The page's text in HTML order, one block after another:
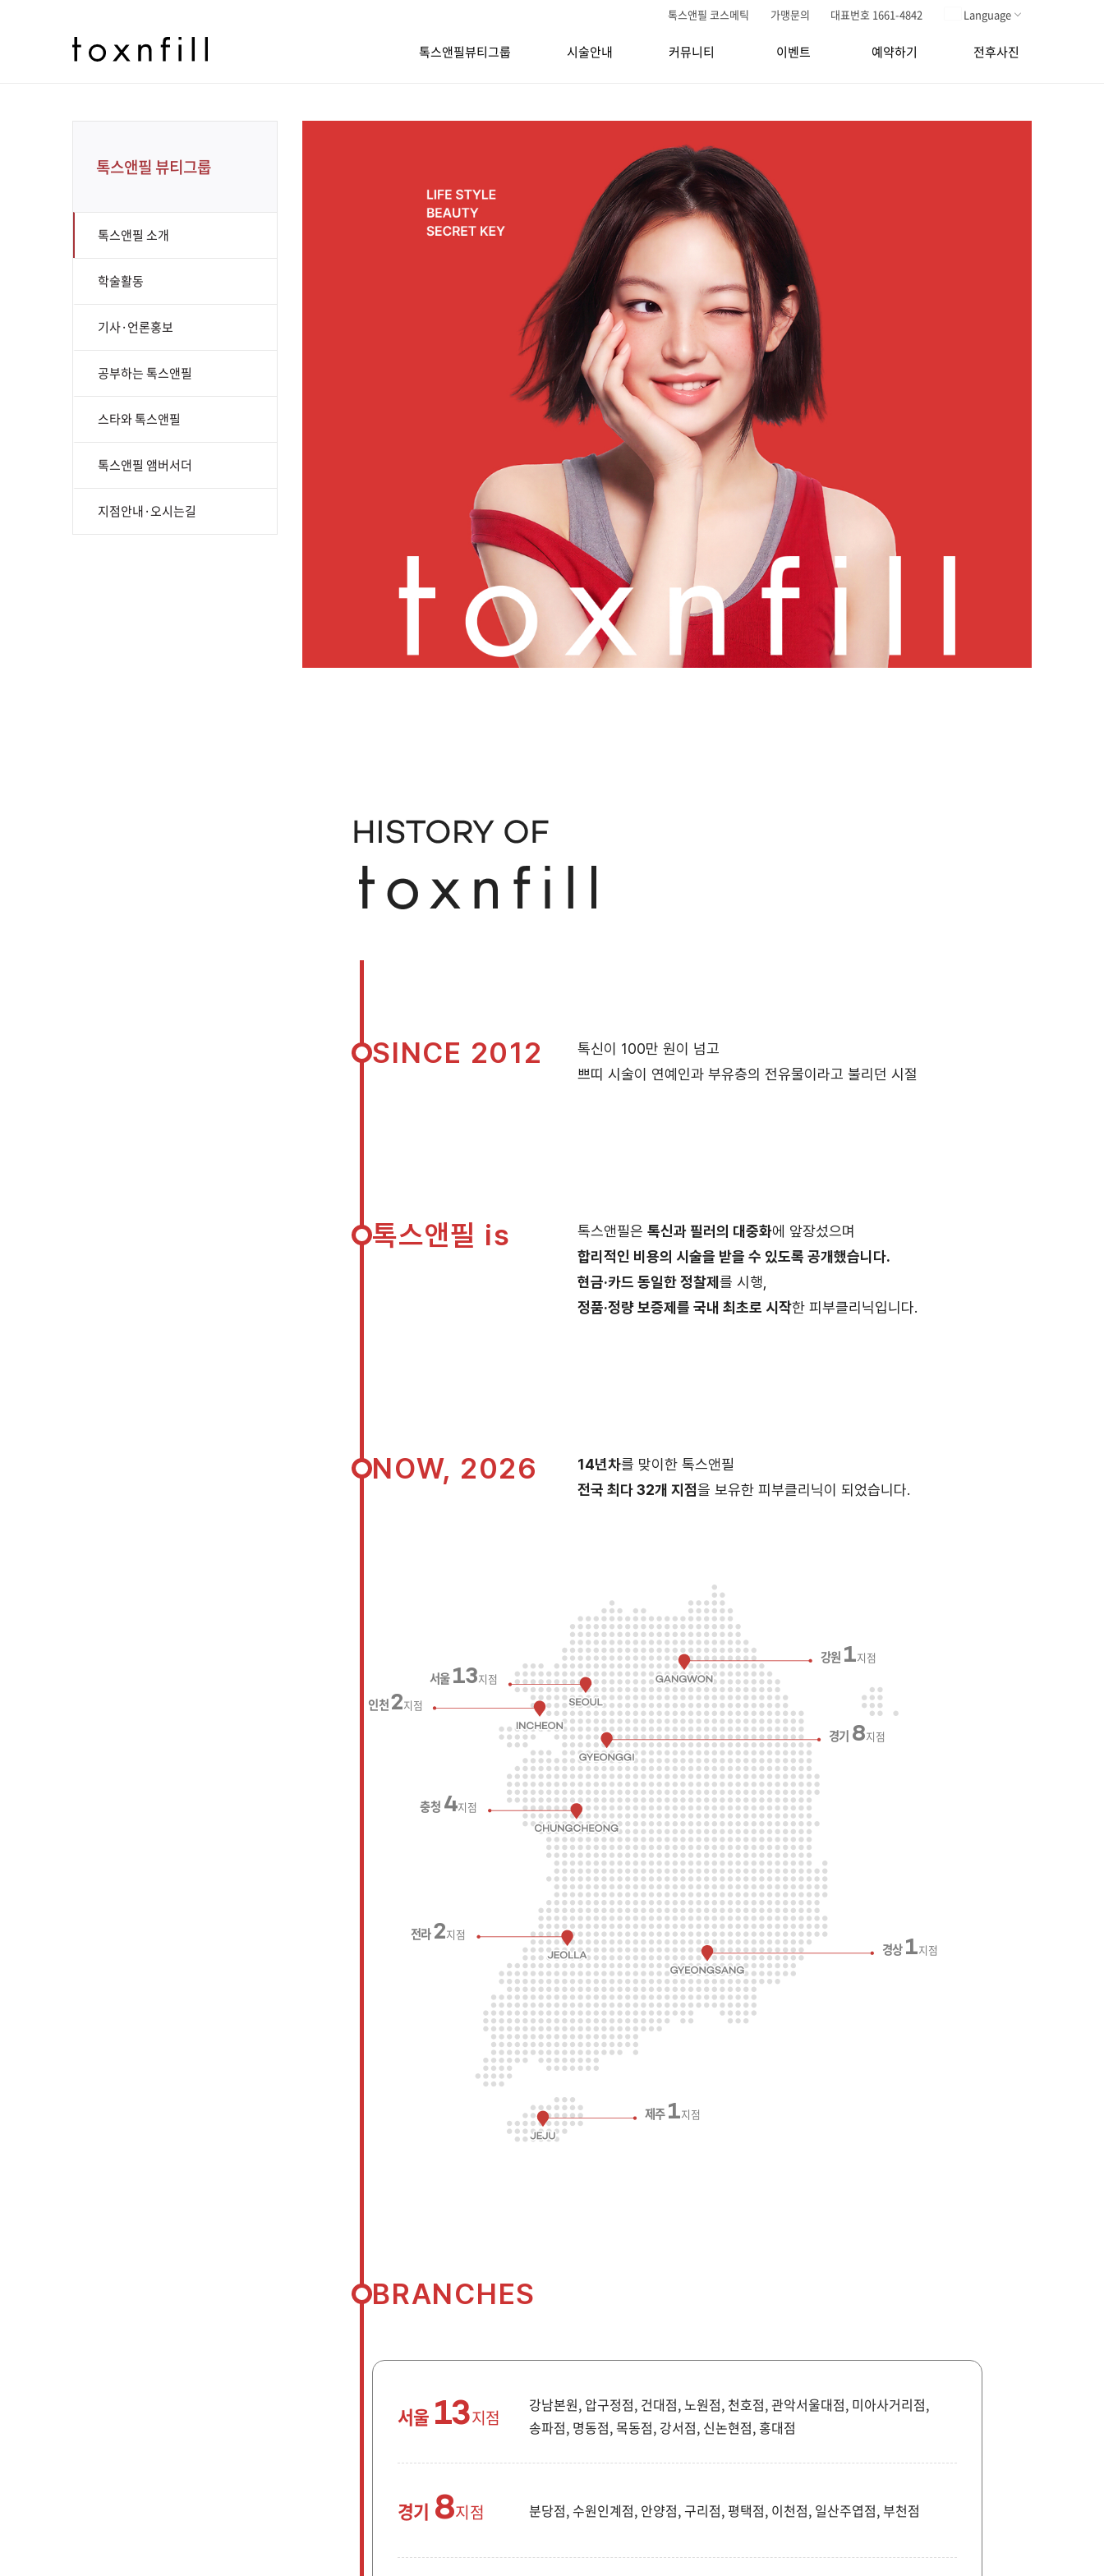
톡스앤필 코스메틱 가맹문의 대표번호 1661-4842 Language
톡스앤필뷰티그룹 시술안내 커뮤니티 이벤트 예약하기 전후사진
톡스앤필 뷰티그룹
톡스앤필 소개
학술활동
기사·언론홍보
공부하는 톡스앤필
스타와 톡스앤필
톡스앤필 앰버서더
지점안내·오시는길
SINCE 2012
톡신이 100만 원이 넘고
쁘띠 시술이 연예인과 부유층의 전유물이라고 불리던 시절
톡스앤필 is 톡스앤필은 톡신과 필러의 대중화에 앞장섰으며
합리적인 비용의 시술을 받을 수 있도록 공개했습니다.
현금·카드 동일한 정찰제 를 시행,
정품·정량 보증제를 국내 최초로 시작한 피부클리닉입니다.
NOW, 2026 14년차를 맞이한 톡스앤필
전국 최다 32개 지점을 보유한 피부클리닉이 되었습니다.
서울13지점
인천2지점
경기 8지점
강원 1지점
충청 4지점
전라2지점
경상1지점
제주1지점
BRANCHES
서울 13지점
강남본원, 압구정점, 건대점, 노원점, 천호점, 관악서울대점, 미아사거리점,
송파점, 명동점, 목동점, 강서점, 신논현점, 홍대점
경기 8지점 분당점, 수원인계점, 안양점, 구리점, 평택점, 이천점, 일산주엽점, 부천점